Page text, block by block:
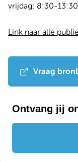
Dag
Time
vrijdag: 8:30-13:30
Link naar alle
Vraag
Ontvang jij